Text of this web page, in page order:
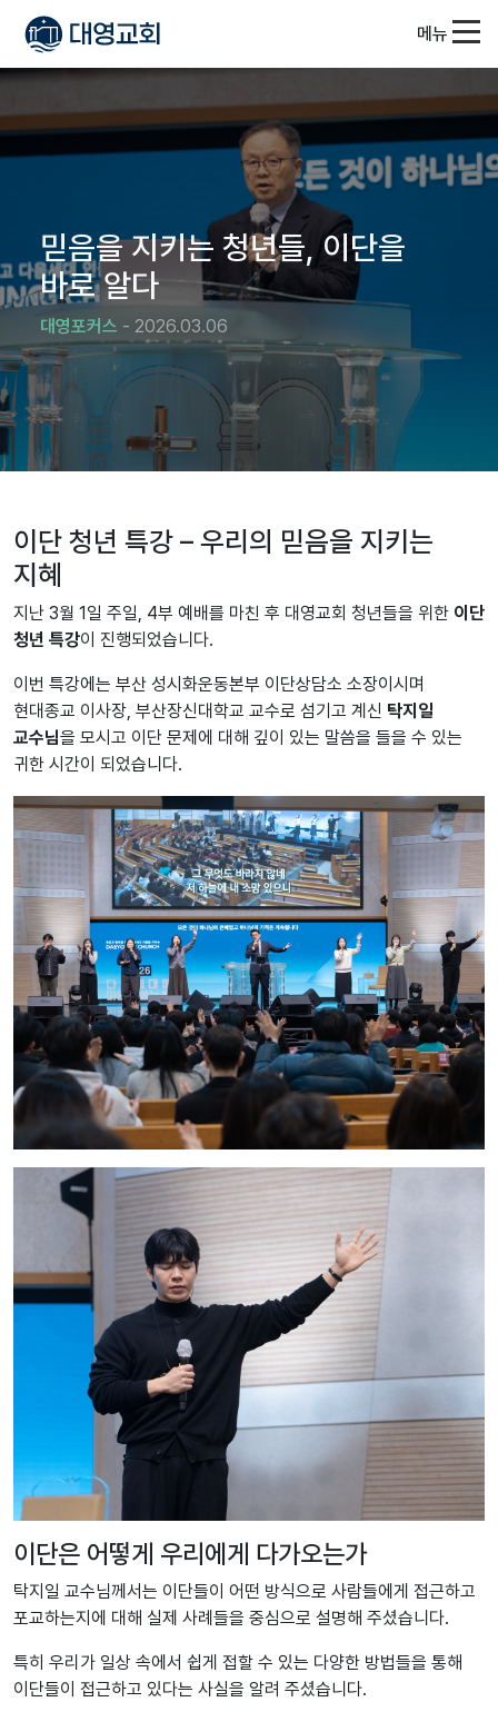
메뉴
믿음을 지키는 청년들, 이단을
바로 알다
대영포커스 - 2026.03.06
이단 청년 특강 – 우리의 믿음을 지키는
지혜
지난 3월 1일 주일, 4부 예배를 마친 후 대영교회 청년들을 위한 이단
청년 특강이 진행되었습니다.
이번 특강에는 부산 성시화운동본부 이단상담소 소장이시며
현대종교 이사장, 부산장신대학교 교수로 섬기고 계신 탁지일
교수님을 모시고 이단 문제에 대해 깊이 있는 말씀을 들을 수 있는
귀한 시간이 되었습니다.
이단은 어떻게 우리에게 다가오는가
탁지일 교수님께서는 이단들이 어떤 방식으로 사람들에게 접근하고
포교하는지에 대해 실제 사례들을 중심으로 설명해 주셨습니다.
특히 우리가 일상 속에서 쉽게 접할 수 있는 다양한 방법들을 통해
이단들이 접근하고 있다는 사실을 알려 주셨습니다.